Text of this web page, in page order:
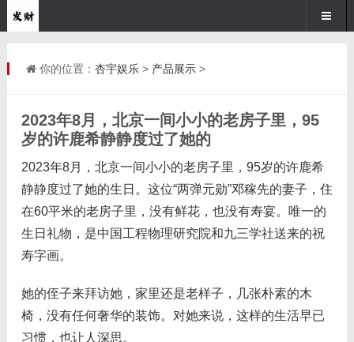
你的位置： 杏宇娱乐> 产品展示>
2023年8月，北京一间小小的老房子里，95
岁的许鹿希静静度过了她的
2023年8月，北京一间小小的老房子里，95岁的许鹿希
静静度过了她的生日。这位“两弹元勋”邓稼先的妻子，住
在60平米的老房子里，没有鲜花，也没有寿宴。唯一的
生日礼物，是中国工程物理研究院和九三学社送来的祝
寿字画。
她的侄子来拜访她，家里还是老样子，几张朴素的木
椅，没有任何奢华的装饰。对她来说，这样的生活早已
习惯，也让人深思。